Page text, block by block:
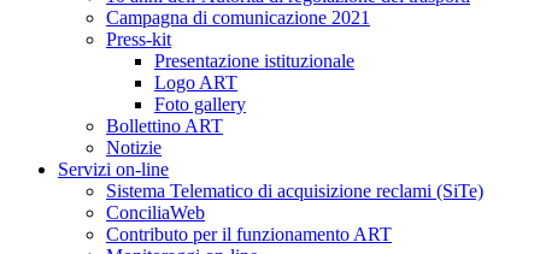
Campagna di comunicazione 2021
Press-kit
Presentazione istituzionale
Logo ART
Foto gallery
Bollettino ART
Notizie
Servizi on-line
Sistema Telematico di acquisizione reclami (SiTe)
ConciliaWeb
Contributo per il funzionamento ART